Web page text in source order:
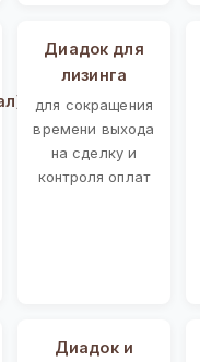
Диадок для
лизинга
для сокращения
времени выхода
на сделку и
контроля оплат
Диадок и